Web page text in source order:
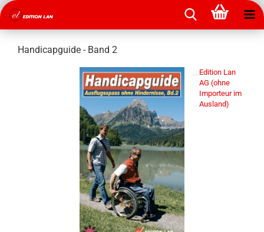
Handicapguide - Band 2
Edition Lan
AG (ohne
Importeur im
Ausland)